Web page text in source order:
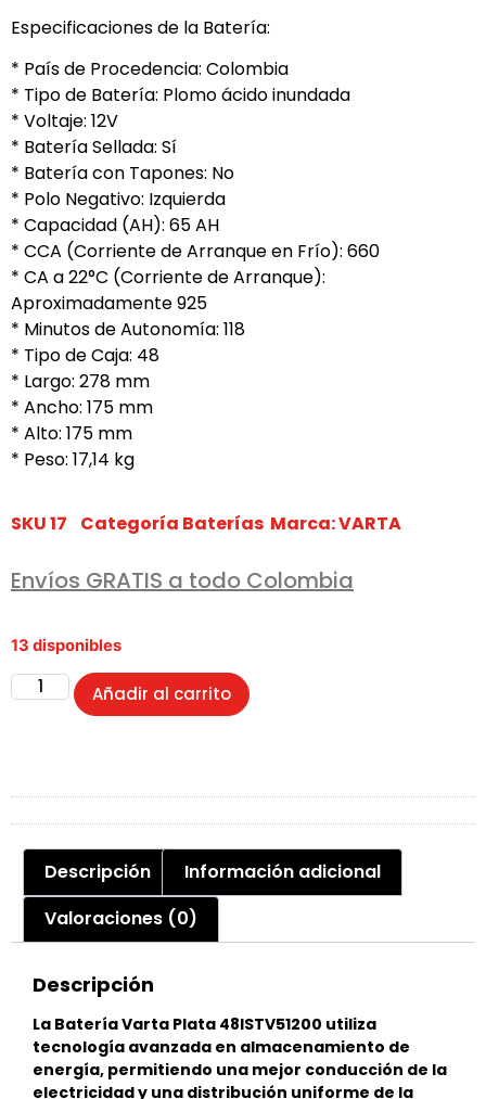
Especificaciones de la Batería:
* País de Procedencia: Colombia
* Tipo de Batería: Plomo ácido inundada
* Voltaje: 12V
* Batería Sellada: Sí
* Batería con Tapones: No
* Polo Negativo: Izquierda
* Capacidad (AH): 65 AH
* CCA (Corriente de Arranque en Frío): 660
* CA a 22°C (Corriente de Arranque):
Aproximadamente 925
* Minutos de Autonomía: 118
* Tipo de Caja: 48
* Largo: 278 mm
* Ancho: 175 mm
* Alto: 175 mm
* Peso: 17,14 kg
SKU17 Categoría Baterías Marca:VARTA
Envíos GRATIS a todo Colombia
13 disponibles
Añadir al carrito
Descripción
Información adicional
Valoraciones (0)
Descripción
La Batería Varta Plata 48ISTV51200 utiliza
tecnología avanzada en almacenamiento de
energía, permitiendo una mejor conducción de la
electricidad y una distribución uniforme de la